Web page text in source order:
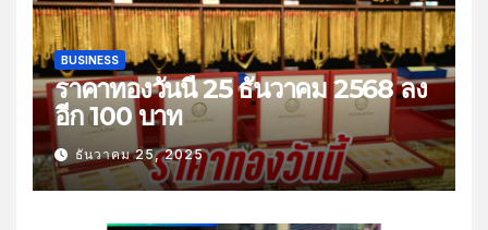
BUSINESS
ราคาทองวันนี้ 25 ธันวาคม 2568 ลง
อีก 100 บาท
ธันวาคม 25, 2025